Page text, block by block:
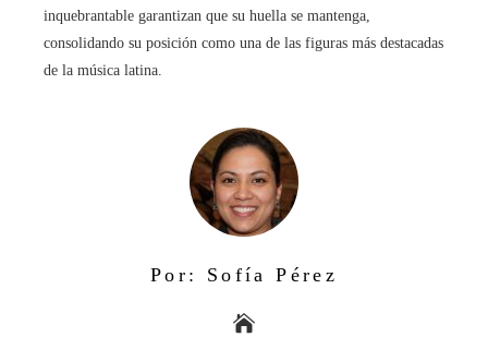
inquebrantable garantizan que su huella se mantenga,
consolidando su posición como una de las figuras más destacadas
de la música latina.
Por: Sofía Pérez